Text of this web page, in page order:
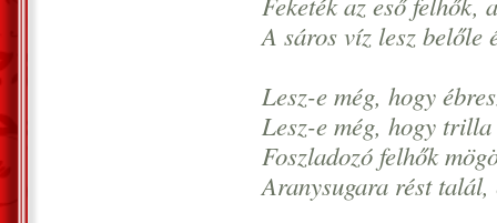
A sáros víz lesz belőle
Lesz-e még, hogy
Lesz-e még, hogy
Foszladozó felhők
Aranysugara rést